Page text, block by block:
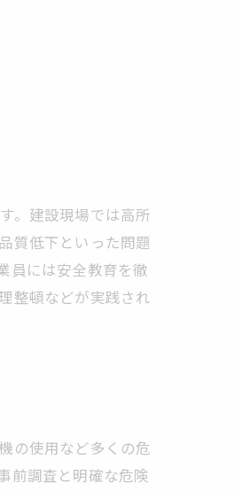
。建設現場では高所
質低下といった問題
員には安全教育を徹
整頓などが実践され
の使用など多くの危
前調査と明確な危険